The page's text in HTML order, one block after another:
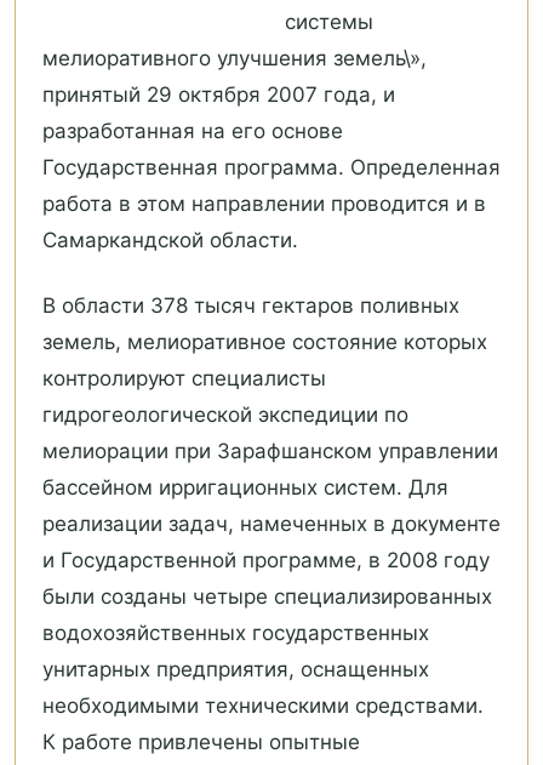
системы
мелиоративного улучшения земель\»,
принятый 29 октября 2007 года, и
разработанная на его основе
Государственная программа. Определенная
работа в этом направлении проводится и в
Самаркандской области.
В области 378 тысяч гектаров поливных
земель, мелиоративное состояние которых
контролируют специалисты
гидрогеологической экспедиции по
мелиорации при Зарафшанском управлении
бассейном ирригационных систем. Для
реализации задач, намеченных в документе
и Государственной программе, в 2008 году
были созданы четыре специализированных
водохозяйственных государственных
унитарных предприятия, оснащенных
необходимыми техническими средствами.
К работе привлечены опытные